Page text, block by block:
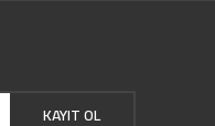
KAYIT OL